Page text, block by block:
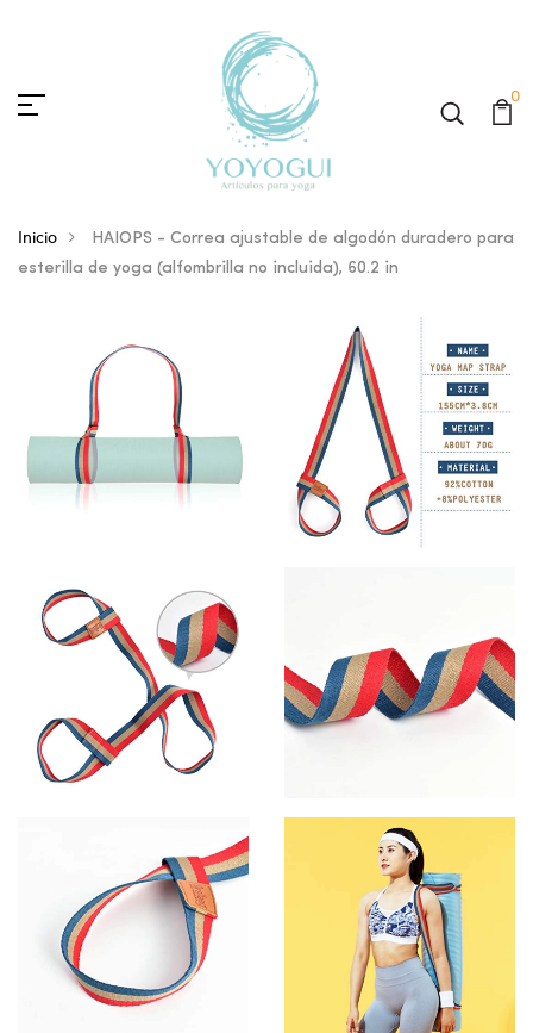
0
Inicio
HAIOPS - Correa ajustable de algodón duradero para
esterilla de yoga (alfombrilla no incluida), 60.2 in